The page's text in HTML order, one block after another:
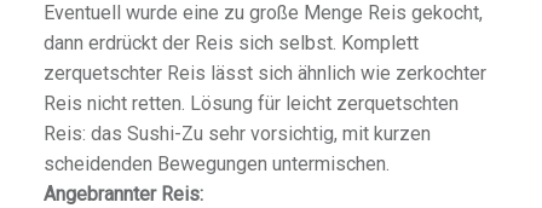
Eventuell wurde eine zu große Menge Reis gekocht,
dann erdrückt der Reis sich selbst. Komplett
zerquetschter Reis lässt sich ähnlich wie zerkochter
Reis nicht retten. Lösung für leicht zerquetschten
Reis: das Sushi-Zu sehr vorsichtig, mit kurzen
scheidenden Bewegungen untermischen.
Angebrannter Reis: